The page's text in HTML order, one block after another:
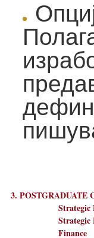
3. POSTGRADUATE
Strategic
Finance